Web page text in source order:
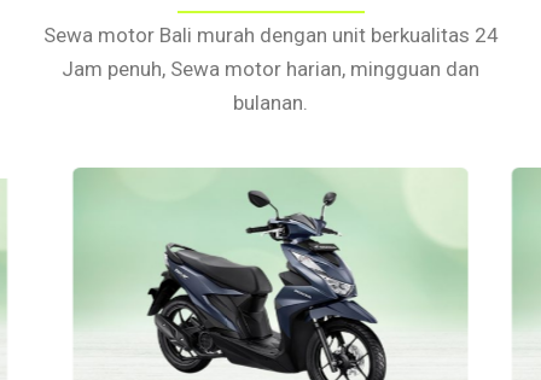
Sewa motor Bali murah dengan unit berkualitas 24
Jam penuh, Sewa motor harian, mingguan dan
bulanan.